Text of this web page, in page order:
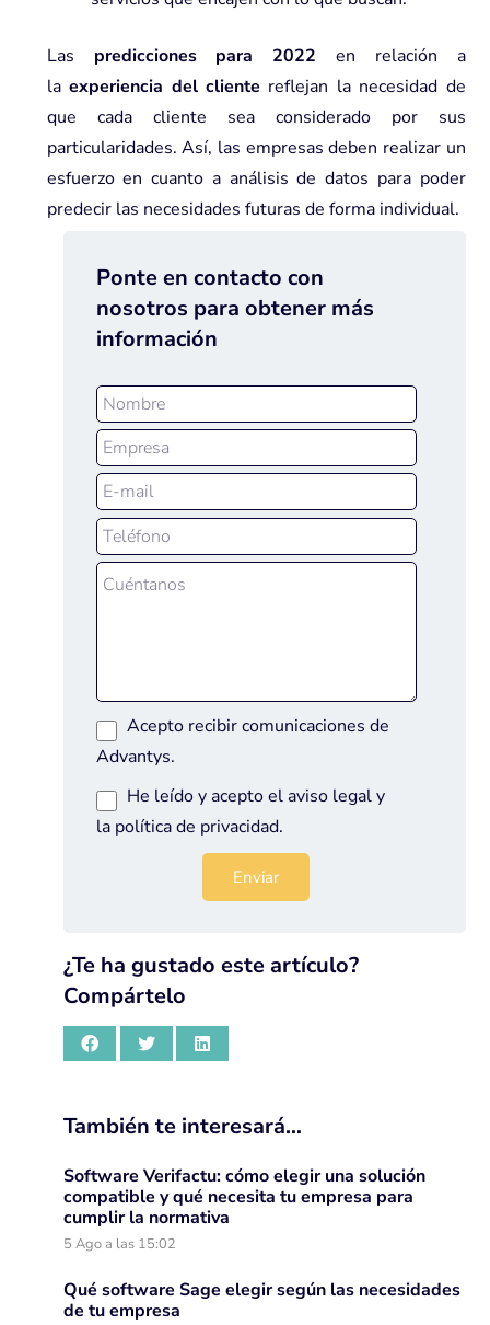
Las predicciones para 2022 en relación a
laexperiencia del cliente reflejan la necesidad de
que cada cliente sea considerado por sus
particularidades. Así, las empresas deben realizar un
esfuerzo en cuanto a análisis de datos para poder
predecir las necesidades futuras de forma individual.
Ponte en contacto con
nosotros para obtener más
información
Acepto recibir comunicaciones de
Advantys.
He leído y acepto el aviso legaly
la política de privacidad.
¿Te ha gustado este artículo?
Compártelo
También te interesará…
Software Verifactu: cómo elegir una solución
compatible y qué necesita tu empresa para
cumplir la normativa
5 Ago a las 15:02
Qué software Sage elegir según las necesidades
de tu empresa